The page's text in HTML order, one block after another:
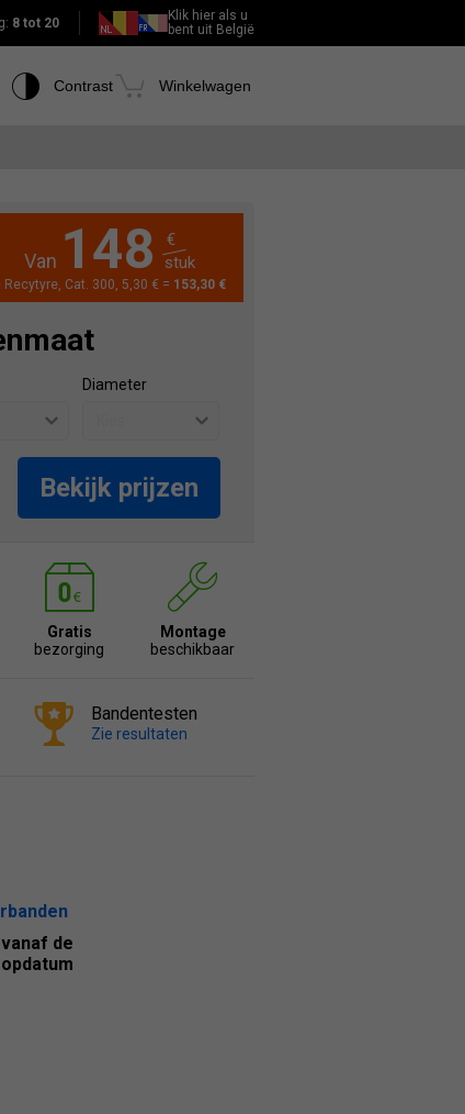
8 tot 20
Klik hier als u
bent uit België
Contrast Winkelwagen
Van 148
€
stuk
Recytyre, Cat. 300, 5,30 € = 153,30 €
Diameter
Bekijk prijzen
Gratis
bezorging
Montage
beschikbaar
Bandentesten
Zie resultaten
de